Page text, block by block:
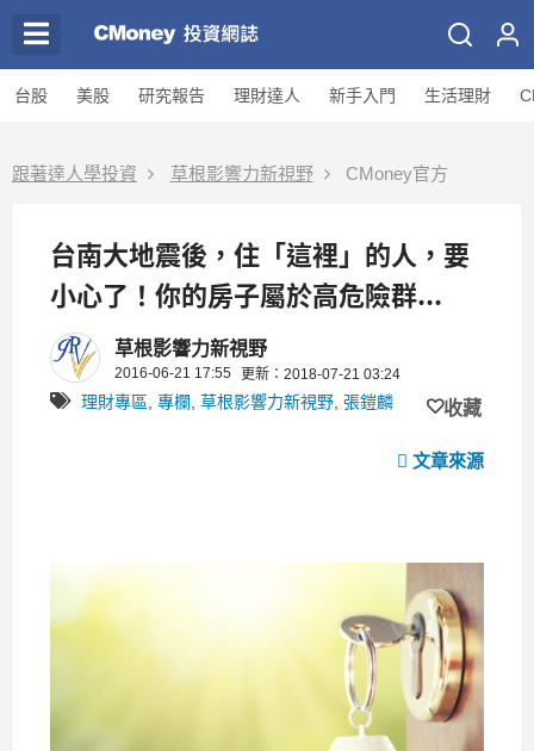
台股 美股 研究報告 理財達人 新手入門 生活理財
跟著達人學投資 草根影響力新視野 CMoney官方
台南大地震後，住「這裡」的人，要
小心了！你的房子屬於高危險群...
草根影響力新視野
2016-06-21 17:55 更新：2018-07-21 03:24
理財專區 專欄 草根影響力新視野 張鎧麟 收藏
文章來源